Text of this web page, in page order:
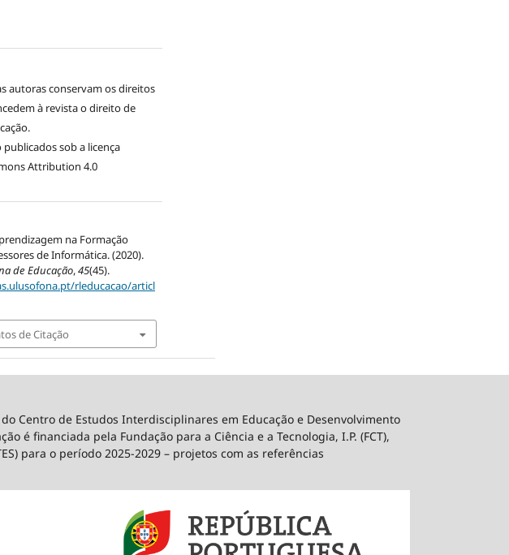
autoras conservam os direitos
à revista o direito de
publicados sob a licença
Attribution 4.0
na Formação
de Informática. (2020).
de Educação,45(45).
rleducacao/articl
de Citação
Centro de Estudos Interdisciplinares em Educação e Desenvolvimento
é financiada pela Fundação para a Ciência e a Tecnologia, I.P. (FCT),
para o período 2025-2029 – projetos com as referências